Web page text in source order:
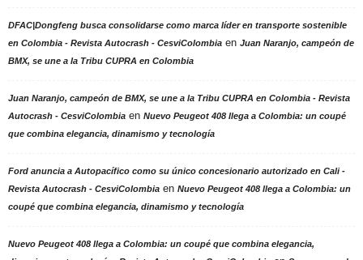
DFAC|Dongfeng busca consolidarse como marca líder en transporte sostenible
en Colombia - Revista Autocrash - CesviColombia en Juan Naranjo, campeón de
BMX, se une a la Tribu CUPRA en Colombia
Juan Naranjo, campeón de BMX, se une a la Tribu CUPRA en Colombia - Revista
Autocrash - CesviColombia en Nuevo Peugeot 408 llega a Colombia: un coupé
que combina elegancia, dinamismo y tecnología
Ford anuncia a Autopacífico como su único concesionario autorizado en Cali -
Revista Autocrash - CesviColombia en Nuevo Peugeot 408 llega a Colombia: un
coupé que combina elegancia, dinamismo y tecnología
Nuevo Peugeot 408 llega a Colombia: un coupé que combina elegancia,